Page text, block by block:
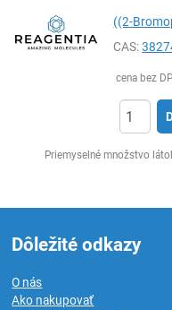
((2-
CAS:
cena bez
Priemyselné množstvo
Dôležité odkazy
O nás
Ako nakupovať